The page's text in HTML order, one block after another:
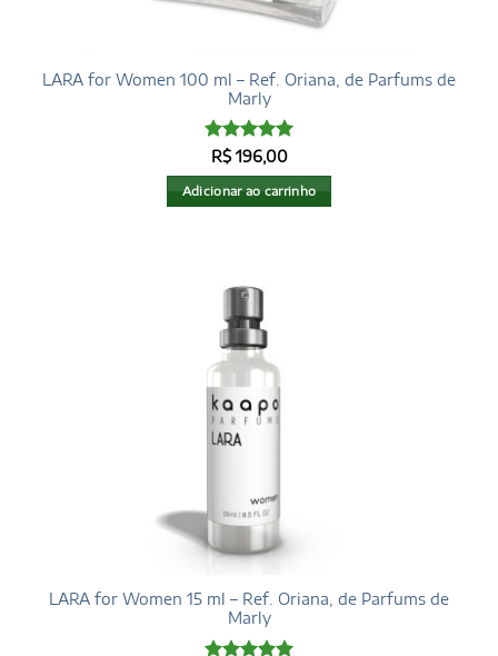
LARA for Women 100 ml – Ref. Oriana, de Parfums de
Marly
Avaliação5
de 5
R$196,00
Adicionar ao carrinho
LARA for Women 15 ml – Ref. Oriana, de Parfums de
Marly